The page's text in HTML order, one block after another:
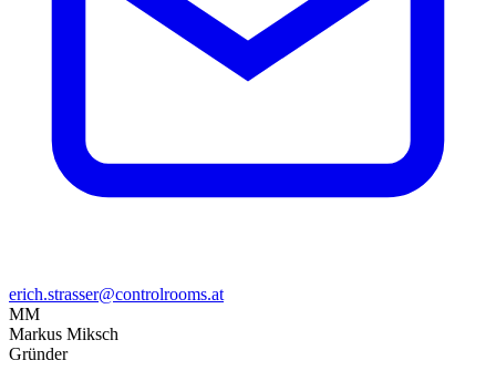
erich.strasser@controlrooms.at
MM
Markus Miksch
Gründer